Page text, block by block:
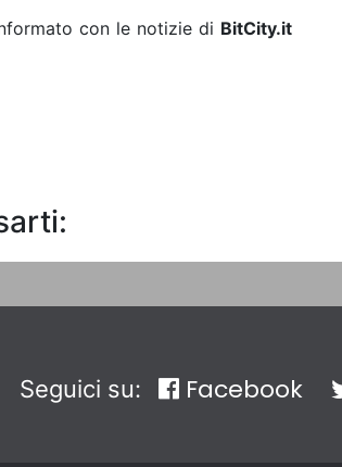
con le notizie di BitCity.it
Seguici su: Facebook